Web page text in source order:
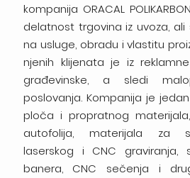
kompanija ORACAL
delatnost trgovina iz uvoza, ali
na usluge, obradu i vlastitu
njenih klijenata je iz
građevinske, a sledi
poslovanja. Kompanija je
ploča i propratnog
autofolija, materijala za
laserskog i CNC graviranja,
banera, CNC sečenja i